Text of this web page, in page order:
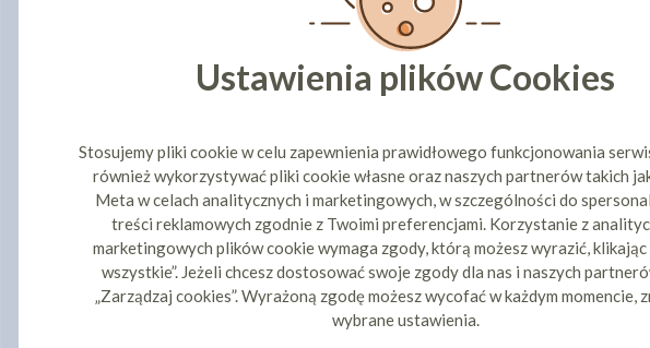
Ustawienia plików Cookies
Stosujemy pliki cookie w celu zapewnienia prawidłowego funkcjonowania
również wykorzystywać pliki cookie własne oraz naszych partnerów takich
Meta w celach analitycznych i marketingowych, w szczególności do
treści reklamowych zgodnie z Twoimi preferencjami. Korzystanie z
marketingowych plików cookie wymaga zgody, którą możesz wyrazić, klikając
wszystkie”. Jeżeli chcesz dostosować swoje zgody dla nas i naszych
„Zarządzaj cookies”. Wyrażoną zgodę możesz wycofać w każdym momencie,
wybrane ustawienia.